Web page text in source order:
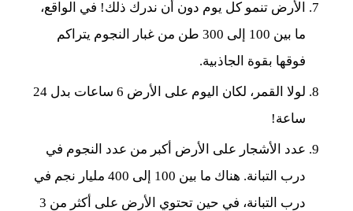
الأرض تنمو كل يوم دون أن ندرك ذلك! في الواقع،
ما بين 100 إلى 300 طن من غبار النجوم يتراكم
فوقها بقوة الجاذبية.
لولا القمر، لكان اليوم على الأرض 6 ساعات بدل 24
ساعة!
عدد الأشجار على الأرض أكبر من عدد النجوم في
درب التبانة. هناك ما بين 100 إلى 400 مليار نجم في
درب التبانة، في حين تحتوي الأرض على أكثر من 3